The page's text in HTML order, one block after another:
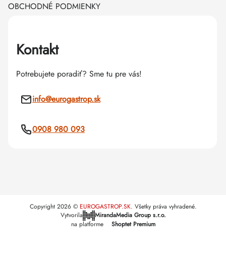
OBCHODNÉ PODMIENKY
Kontakt
Potrebujete poradiť? Sme tu pre vás!
info@eurogastrop.sk
0908 980 093
Vytvorila
MirandaMedia Group s.r.o.
na platforme
Shoptet Premium
Copyright 2026 EUROGASTROP.SK. Všetky práva vyhradené.